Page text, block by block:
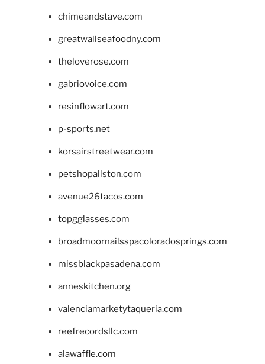
chimeandstave.com
greatwallseafoodny.com
theloverose.com
gabriovoice.com
resinflowart.com
p-sports.net
korsairstreetwear.com
petshopallston.com
avenue26tacos.com
topgglasses.com
broadmoornailsspacoloradosprings.com
missblackpasadena.com
anneskitchen.org
valenciamarketytaqueria.com
reefrecordsllc.com
alawaffle.com